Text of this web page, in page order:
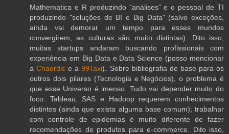
Mathematica e R produzindo "análises" e o pessoal de TI
produzindo "soluções de BI e Big Data" (salvo exceções,
ainda vai demorar um tempo para esses mundos
convergirem, as culturas são muito distintas). Dito isso,
muitas startups andaram buscando profissionais com
experiência em Big Data e Data Science (posso mencionar
aChaordic e a99Taxi). Sobre bibliografia de base para os
outros dois pilares (Tecnologia e Negócios), o problema é
que esse Universo é imenso. Tudo vai depender muito do
foco. Tableau, SAS e Hadoop requerem conhecimentos
distintos (ainda que exista alguma base comum); trabalhar
com controle de epidemias é muito diferente de fazer
recomendações de produtos para e-commerce. Dito isso,